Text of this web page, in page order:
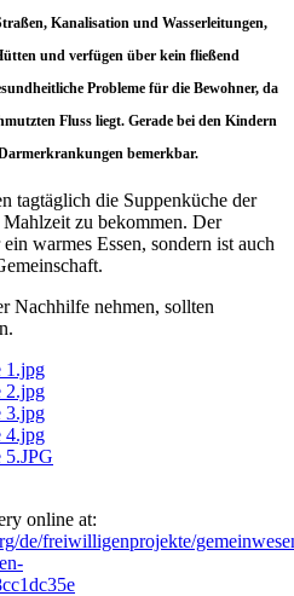
Kanalisation und Wasserleitungen,
und verfügen über kein fließend
Probleme für die Bewohner, da
Fluss liegt. Gerade bei den Kindern
bemerkbar.
tagtäglich die Suppenküche der
zu bekommen. Der
warmes Essen, sondern ist auch
Nachhilfe nehmen, sollten
online at:
de/freiwilligenprojekte/